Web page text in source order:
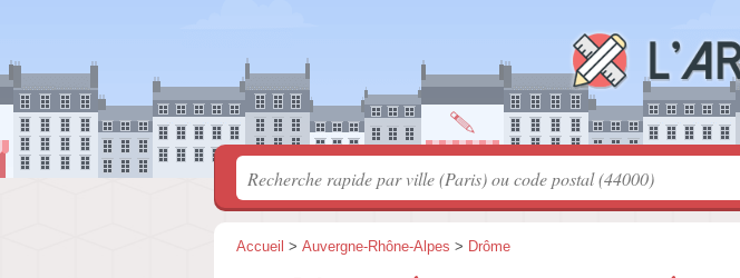
Accueil > Auvergne-Rhône-Alpes > Drôme